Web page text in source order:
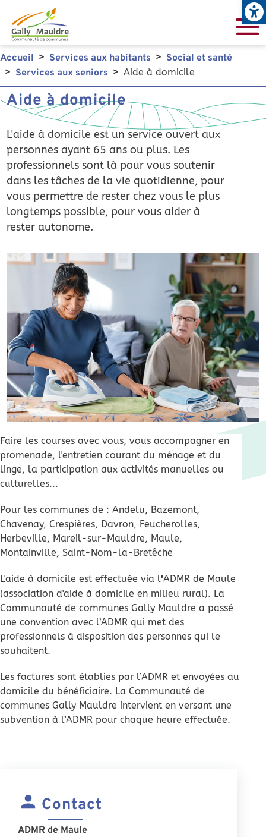
Accueil Services aux habitants
Social et santé
Services aux seniors
Aide à domicile
Aide à domicile
L'aide à domicile est un service ouvert aux
personnes ayant 65 ans ou plus. Les
professionnels sont là pour vous soutenir
dans les tâches de la vie quotidienne, pour
vous permettre de rester chez vous le plus
longtemps possible, pour vous aider à
rester autonome.
Faire les courses avec vous, vous accompagner en
promenade, l'entretien courant du ménage et du
linge, la participation aux activités manuelles ou
culturelles...
Pour les communes de : Andelu, Bazemont,
Chavenay, Crespières, Davron, Feucherolles,
Herbeville, Mareil-sur-Mauldre, Maule,
Montainville, Saint-Nom-la-Bretêche
L'aide à domicile est effectuée via l'ADMR de Maule
(association d'aide à domicile en milieu rural). La
Communauté de communes Gally Mauldre a passé
une convention avec l’ADMR qui met des
professionnels à disposition des personnes qui le
souhaitent.
Les factures sont établies par l’ADMR et envoyées au
domicile du bénéficiaire. La Communauté de
communes Gally Mauldre intervient en versant une
subvention à l’ADMR pour chaque heure effectuée.
Contact
ADMR de Maule